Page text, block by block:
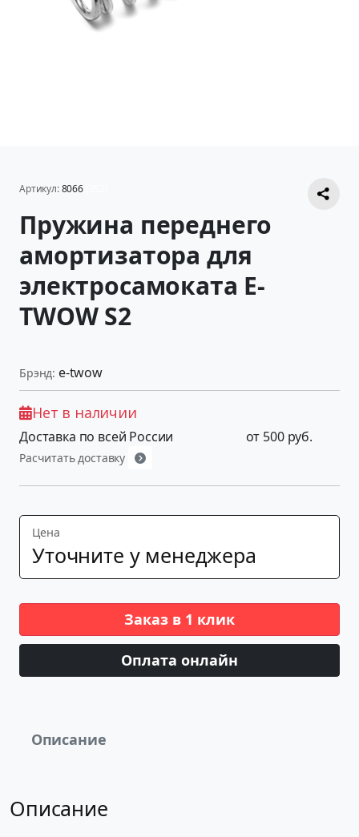
Артикул:8066
Пружина переднего
амортизатора для
электросамоката E-
TWOW S2
Брэнд: e-twow
Нет в наличии
Доставка по всей России
Расчитать доставку
от 500 руб.
Цена
Уточните у менеджера
Заказ в 1 клик
Оплата онлайн
Описание
Описание